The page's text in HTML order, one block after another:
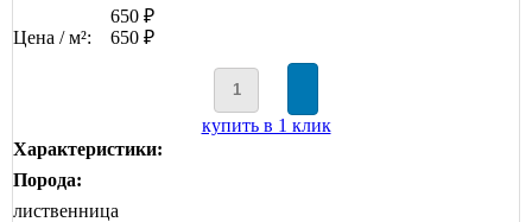
650 ₽
Цена / м²:
650 ₽
купить в 1 клик
Характеристики:
Порода:
лиственница